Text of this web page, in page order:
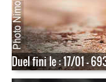
Duel fini le : 17/01 -